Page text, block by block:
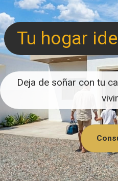
Tu hogar
Deja de soñar con tu